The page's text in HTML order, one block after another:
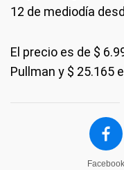
12 de mediodía
El precio es de $
Pullman y $ 25.165
Facebook